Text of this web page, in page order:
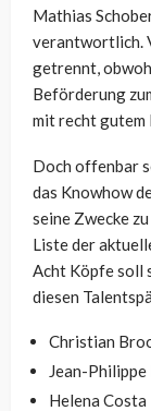
Mathias
verantwortlich.
getrennt,
Beförderung
mit recht gutem
Doch offenbar
das Knowhow
seine Zwecke
Liste der
Acht Köpfe soll
diesen
Christian
Jean-
Helena Costa